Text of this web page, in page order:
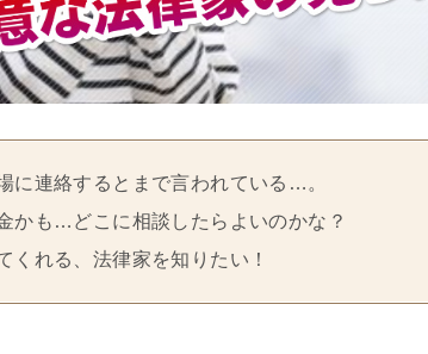
に連絡するとまで言われている…。
かも…どこに相談したらよいのかな？
くれる、法律家を知りたい！